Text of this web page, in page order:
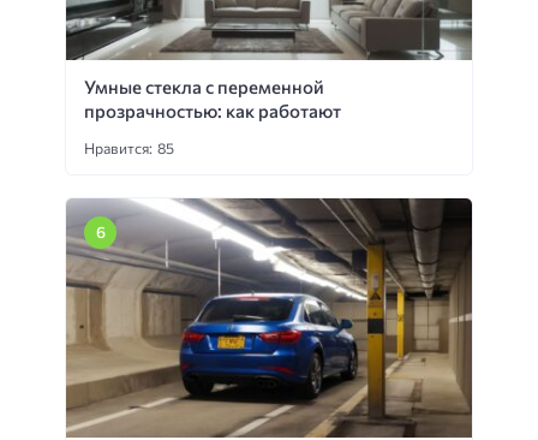
Умные стекла с переменной
прозрачностью: как работают
Нравится: 85